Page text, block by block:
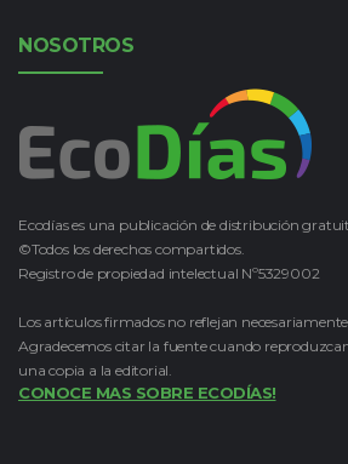
NOSOTROS
Ecodías es una publicación de distribución
©Todos los derechos compartidos.
Registro de propiedad intelectual Nº5329002
Los artículos firmados no reflejan
Agradecemos citar la fuente cuando
una copia a la editorial.
CONOCE MAS SOBRE ECODÍAS!